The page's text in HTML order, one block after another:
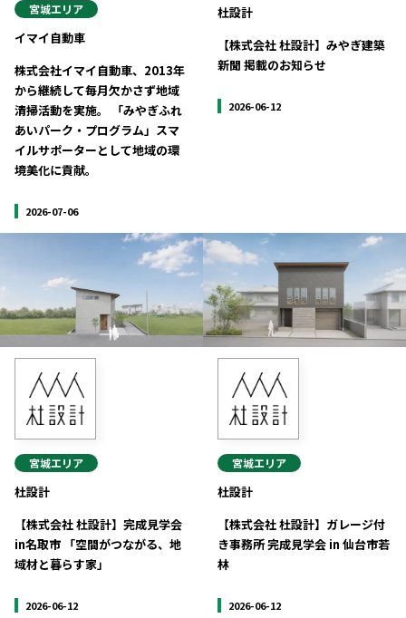
北摂エリア
堺・泉州エリア
河内エリア
兵庫エリア
奈良エリア
和歌山エリア
鳥取エリア
島根エリア
岡山エリア
山口エリア
高知エリア
長崎エリア
大分エリア
宮崎エリア
鹿児島エリア
沖縄エリア
カテゴリから探す
特集コンテンツ
地域を代表する 企業100選
プレスリリース
行政連携記事
MILCプロジェクト
選出企業特別対談
Localist
SDGsの先駆者
イベント
飲食店
Sporkle
宮城エリア
イマイ自動車
株式会社イマイ自動車、2013年
から継続して毎月欠かさず地域
清掃活動を実施。 「みやぎふれ
あいパーク・プログラム」スマ
イルサポーターとして地域の環
境美化に貢献。
2026-07-06
杜設計
【株式会社 杜設計】みやぎ建築
新聞 掲載のお知らせ
2026-06-12
宮城エリア
杜設計
【株式会社 杜設計】完成見学会
in名取市 「空間がつながる、地
域材と暮らす家」
2026-06-12
宮城エリア
杜設計
【株式会社 杜設計】ガレージ付
き事務所 完成見学会 in 仙台市若
林
2026-06-12